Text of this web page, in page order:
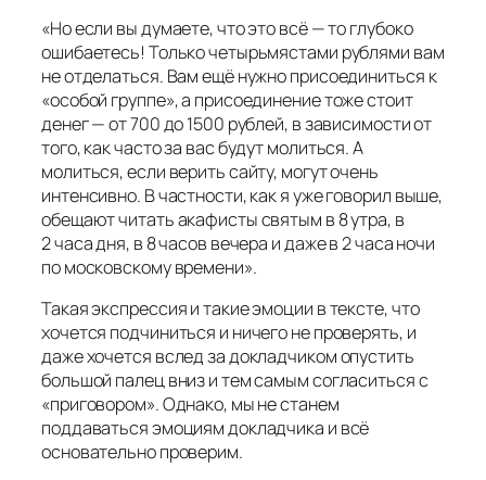
«Но если вы думаете, что это всё — то глубоко
ошибаетесь! Только четырьмястами рублями вам
не отделаться. Вам ещё нужно присоединиться к
«особой группе», а присоединение тоже стоит
денег — от 700 до 1500 рублей, в зависимости от
того, как часто за вас будут молиться. А
молиться, если верить сайту, могут очень
интенсивно. В частности, как я уже говорил выше,
обещают читать акафисты святым в 8 утра, в
2 часа дня, в 8 часов вечера и даже в 2 часа ночи
по московскому времени».
Такая экспрессия и такие эмоции в тексте, что
хочется подчиниться и ничего не проверять, и
даже хочется вслед за докладчиком опустить
большой палец вниз и тем самым согласиться с
«приговором». Однако, мы не станем
поддаваться эмоциям докладчика и всё
основательно проверим.